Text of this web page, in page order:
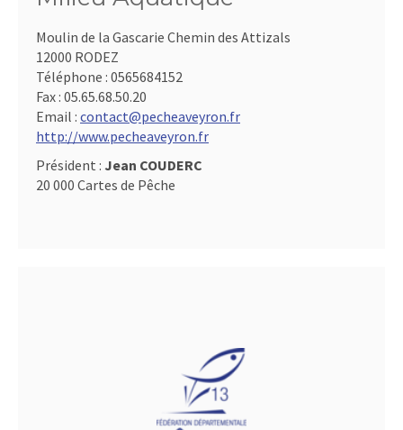
Moulin de la Gascarie Chemin des Attizals
12000 RODEZ
Téléphone : 0565684152
Fax : 05.65.68.50.20
Email : contact@pecheaveyron.fr
http://www.pecheaveyron.fr
Président : Jean COUDERC
20 000 Cartes de Pêche